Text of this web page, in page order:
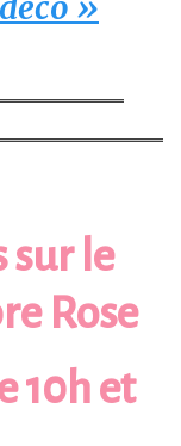
sur le
Rose
10h et